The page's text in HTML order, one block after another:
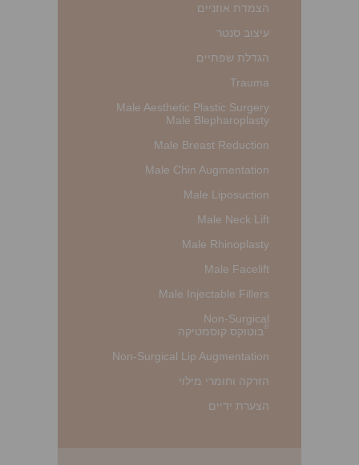
הצמדת אוזניים
עיצוב סנטר
הגדלת שפתיים
Trauma
Male Aesthetic Plastic Surgery
Male Blepharoplasty
Male Breast Reduction
Male Chin Augmentation
Male Liposuction
Male Neck Lift
Male Rhinoplasty
Male Facelift
Male Injectable Fillers
Non-Surgical
® בוטוקס קוסמטיקה
Non-Surgical Lip Augmentation
הזרקה וחומרי מילוי
הצערת ידיים